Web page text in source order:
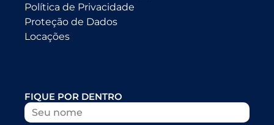
Política de Privacidade
Proteção de Dados
Locações
FIQUE POR DENTRO